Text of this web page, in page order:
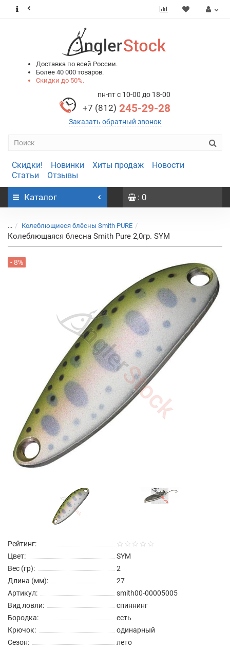
Доставка по всей России.
Более 40 000 товаров.
Скидки до 50%.
пн-пт с 10-00 до 18-00
+7 (812) 245-29-28
Заказать обратный звонок
Скидки! Новинки Хиты продаж
Новости
Статьи
Отзывы
Каталог : 0
... Колеблющиеся блёсны Smith PURE
Колеблющаяся блесна Smith Pure 2,0гр. SYM
- 8%
Рейтинг:
Цвет:
SYM
Вес (гр):
2
Длина (мм):
27
Артикул:
smith00-00005005
Вид ловли:
спиннинг
Бородка:
есть
Крючок:
одинарный
Сезон:
лето